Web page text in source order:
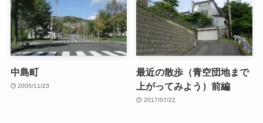
中島町
2005/11/23
最近の散歩（青空団地まで
上がってみよう）前編
2017/07/22